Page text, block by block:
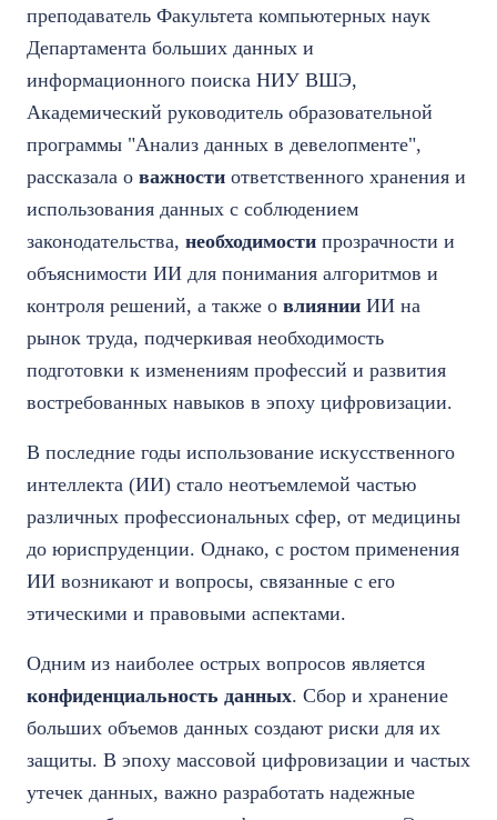
преподаватель Факультета компьютерных наук
Департамента больших данных и
информационного поиска НИУ ВШЭ,
Академический руководитель образовательной
программы "Анализ данных в девелопменте",
рассказала о важности ответственного хранения и
использования данных с соблюдением
законодательства, необходимости прозрачности и
объяснимости ИИ для понимания алгоритмов и
контроля решений, а также о влиянии ИИ на
рынок труда, подчеркивая необходимость
подготовки к изменениям профессий и развития
востребованных навыков в эпоху цифровизации.
В последние годы использование искусственного
интеллекта (ИИ) стало неотъемлемой частью
различных профессиональных сфер, от медицины
до юриспруденции. Однако, с ростом применения
ИИ возникают и вопросы, связанные с его
этическими и правовыми аспектами.
Одним из наиболее острых вопросов является
конфиденциальность данных. Сбор и хранение
больших объемов данных создают риски для их
защиты. В эпоху массовой цифровизации и частых
утечек данных, важно разработать надежные